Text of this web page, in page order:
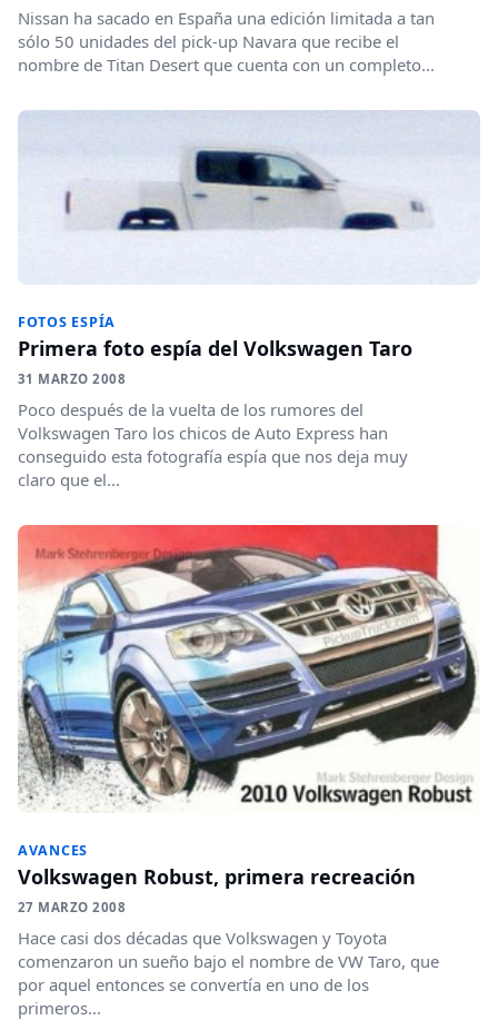
Nissan ha sacado en España una edición limitada a tan
sólo 50 unidades del pick-up Navara que recibe el
nombre de Titan Desert que cuenta con un completo...
FOTOS ESPÍA
Primera foto espía del Volkswagen Taro
31 MARZO 2008
Poco después de la vuelta de los rumores del
Volkswagen Taro los chicos de Auto Express han
conseguido esta fotografía espía que nos deja muy
claro que el...
AVANCES
Volkswagen Robust, primera recreación
27 MARZO 2008
Hace casi dos décadas que Volkswagen y Toyota
comenzaron un sueño bajo el nombre de VW Taro, que
por aquel entonces se convertía en uno de los
primeros...